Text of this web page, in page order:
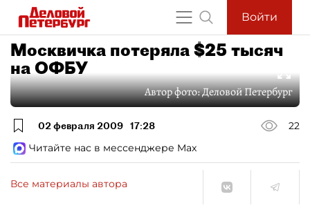
Войти
Москвичка потеряла $25 тысяч
на ОФБУ
Автор фото:Деловой Петербург
02 февраля 2009 17:28
22
Читайте нас в мессенджере Max
Все материалы автора